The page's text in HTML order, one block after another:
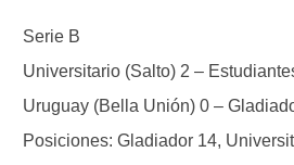
Serie B
Universitario (Salto) 2 –
Uruguay (Bella Unión) 0 –
Posiciones: Gladiador 14,